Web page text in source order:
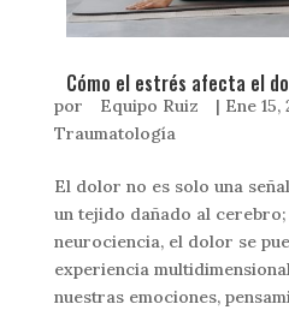
Cómo el estrés afecta el
por Equipo Ruiz | Ene 15,
Traumatología
El dolor no es solo una
un tejido dañado al
neurociencia, el dolor se
experiencia
nuestras emociones,